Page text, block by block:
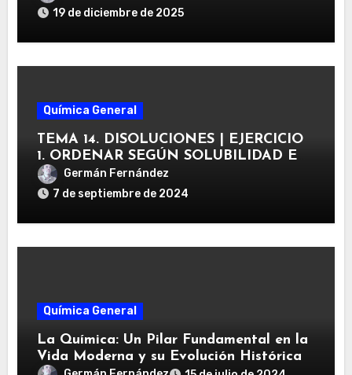
19 de diciembre de 2025
Química General
TEMA 14. DISOLUCIONES | EJERCICIO
1. ORDENAR SEGÚN SOLUBILIDAD EN
AGUA LAS SUSTANCIAS
Germán Fernández
7 de septiembre de 2024
Química General
La Química: Un Pilar Fundamental en la
Vida Moderna y su Evolución Histórica